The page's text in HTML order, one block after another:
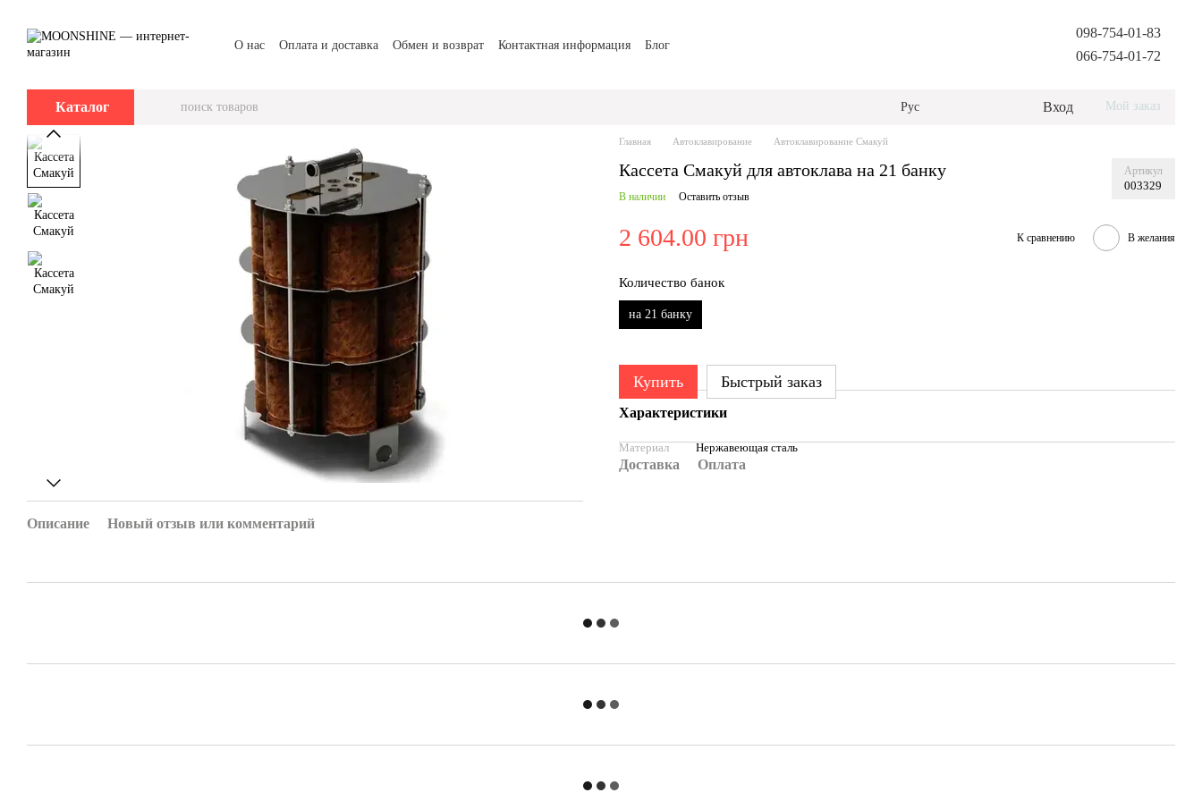
О нас Оплата и доставка Обмен и возврат Контактная информация Блог
098-754-01-83
066-754-01-72
Каталог Рус Вход Мой заказ
Описание Новый отзыв или комментарий
Главная Автоклавирование Автоклавирование Смакуй
Кассета Смакуй для автоклава на 21 банку Артикул
003329
В наличии Оставить отзыв
2 604.00 грн К сравнению В желания
Количество банок
на 21 банку
Купить Быстрый заказ
Характеристики
Материал Нержавеющая сталь
Доставка Оплата